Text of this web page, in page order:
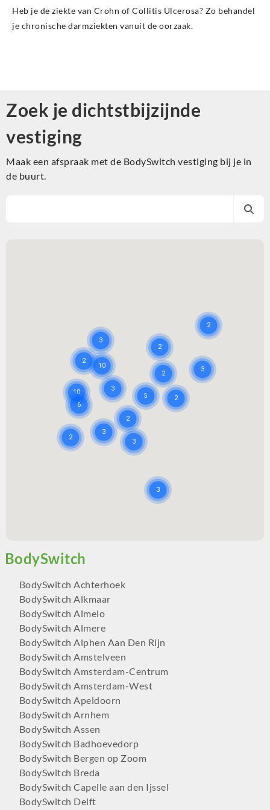
Heb je de ziekte van Crohn of Collitis Ulcerosa? Zo behandel
je chronische darmziekten vanuit de oorzaak.
Zoek je dichtstbijzijnde
vestiging
Maak een afspraak met de BodySwitch vestiging bij je in
de buurt.
BodySwitch Achterhoek
BodySwitch Alkmaar
BodySwitch Almelo
BodySwitch Almere
BodySwitch Alphen Aan Den Rijn
BodySwitch Amstelveen
BodySwitch Amsterdam-Centrum
BodySwitch Amsterdam-West
BodySwitch Apeldoorn
BodySwitch Arnhem
BodySwitch Assen
BodySwitch Badhoevedorp
BodySwitch Bergen op Zoom
BodySwitch Breda
BodySwitch Capelle aan den Ijssel
BodySwitch Delft